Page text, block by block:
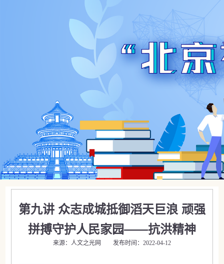
第九讲 众志成城抵御滔天巨浪 顽强
拼搏守护人民家园——抗洪精神
来源：人文之光网 发布时间：2022-04-12